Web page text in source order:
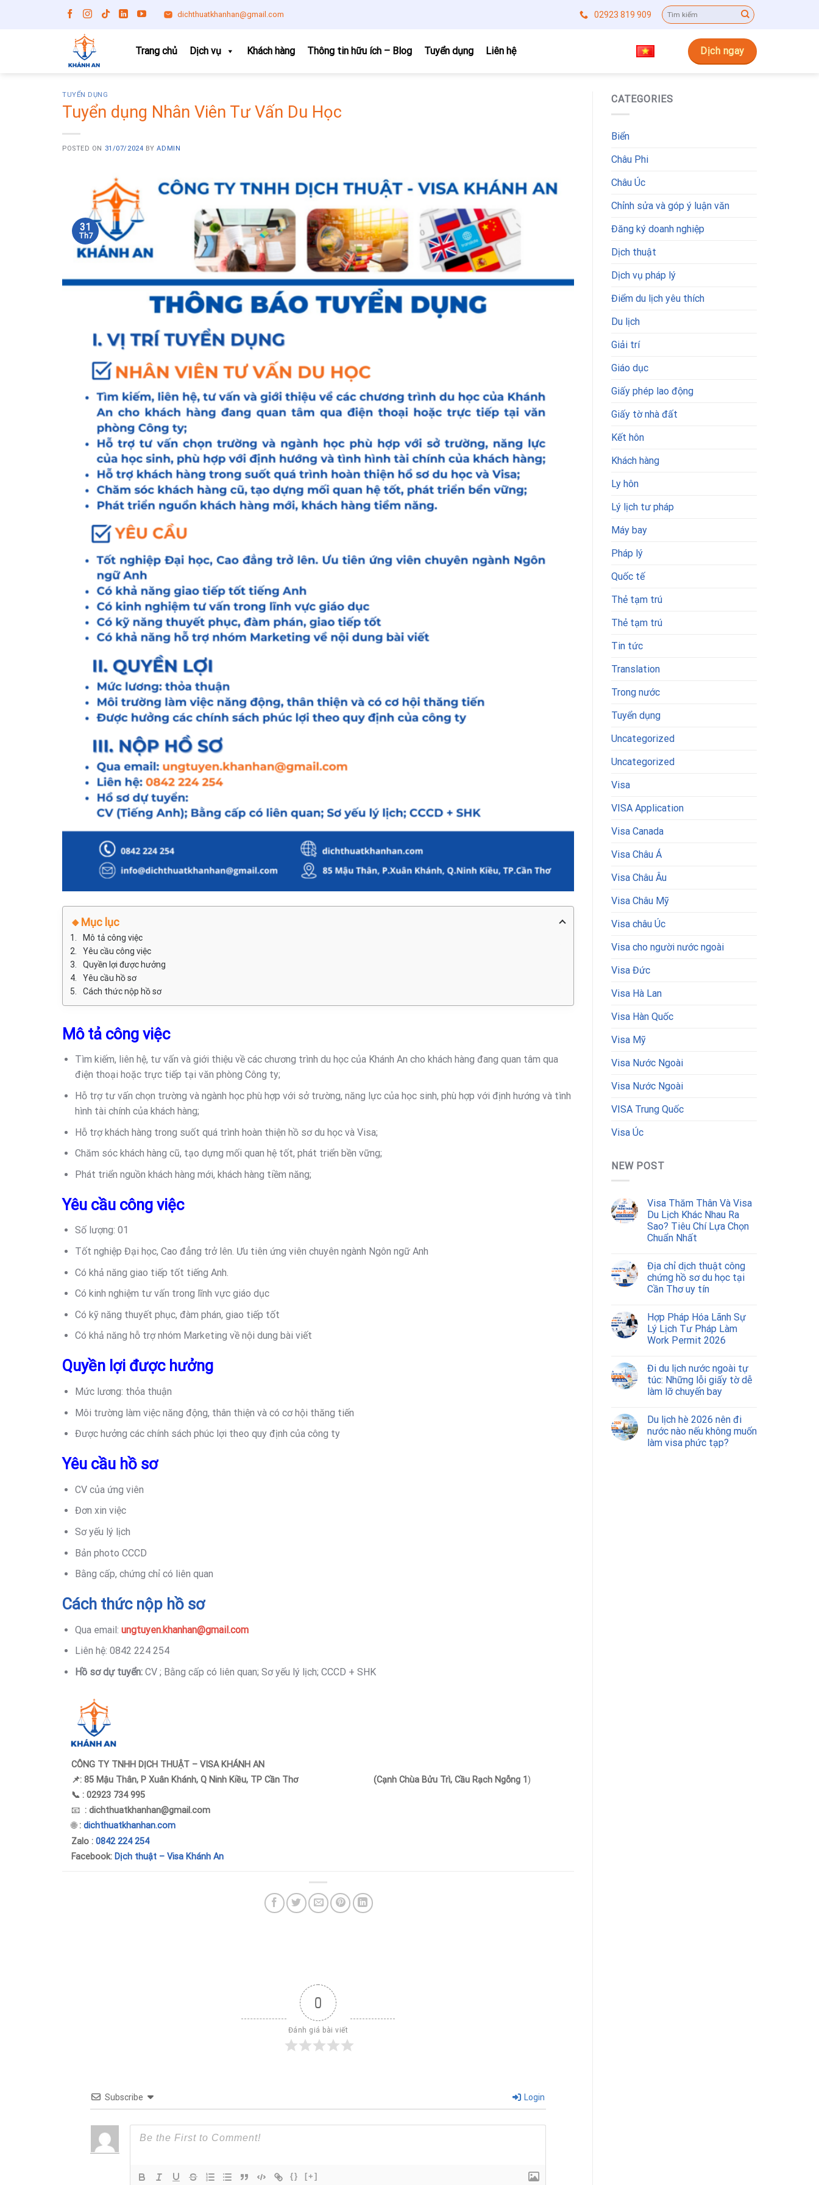
dichthuatkhanhan@gmail.com 02923 819 909
Trang chủ Dịch vụ Khách hàng Thông tin hữu ích – Blog Tuyển dụng Liên hệ Dịch ngay
TUYỂN DỤNG
Tuyển dụng Nhân Viên Tư Vấn Du Học
POSTED ON 31/07/2024 BYADMIN
31
Th7
🔸Mục lục
Mô tả công việc
Yêu cầu công việc
Quyền lợi được hưởng
Yêu cầu hồ sơ
Cách thức nộp hồ sơ
Mô tả công việc
Tìm kiếm, liên hệ, tư vấn và giới thiệu về các chương trình du học của Khánh An cho khách hàng đang quan tâm qua
điện thoại hoặc trực tiếp tại văn phòng Công ty;
Hỗ trợ tư vấn chọn trường và ngành học phù hợp với sở trường, năng lực của học sinh, phù hợp với định hướng và tình
hình tài chính của khách hàng;
Hỗ trợ khách hàng trong suốt quá trình hoàn thiện hồ sơ du học và Visa;
Chăm sóc khách hàng cũ, tạo dựng mối quan hệ tốt, phát triển bền vững;
Phát triển nguồn khách hàng mới, khách hàng tiềm năng;
Yêu cầu công việc
Số lượng: 01
Tốt nghiệp Đại học, Cao đẳng trở lên. Ưu tiên ứng viên chuyên ngành Ngôn ngữ Anh
Có khả năng giao tiếp tốt tiếng Anh.
Có kinh nghiệm tư vấn trong lĩnh vực giáo dục
Có kỹ năng thuyết phục, đàm phán, giao tiếp tốt
Có khả năng hỗ trợ nhóm Marketing về nội dung bài viết
Quyền lợi được hưởng
Mức lương: thỏa thuận
Môi trường làm việc năng động, thân thiện và có cơ hội thăng tiến
Được hưởng các chính sách phúc lợi theo quy định của công ty
Yêu cầu hồ sơ
CV của ứng viên
Đơn xin việc
Sơ yếu lý lịch
Bản photo CCCD
Bằng cấp, chứng chỉ có liên quan
Cách thức nộp hồ sơ
Qua email: ungtuyen.khanhan@gmail.com
Liên hệ: 0842 224 254
Hồ sơ dự tuyển: CV ; Bằng cấp có liên quan; Sơ yếu lý lịch; CCCD + SHK
CÔNG TY TNHH DỊCH THUẬT – VISA KHÁNH AN
📌:85 Mậu Thân, P Xuân Khánh, Q Ninh Kiều, TP Cần Thơ(Cạnh Chùa Bửu Trì, Cầu Rạch Ngỗng 1)
📞 :02923 734 995
📧 :dichthuatkhanhan@gmail.com
🌐 :dichthuatkhanhan.com
Zalo : 0842 224 254
Facebook: Dịch thuật – Visa Khánh An
0
Đánh giá bài viết
Subscribe Login
{} [+]
CATEGORIES
Biển
Châu Phi
Châu Úc
Chỉnh sửa và góp ý luận văn
Đăng ký doanh nghiệp
Dịch thuật
Dịch vụ pháp lý
Điểm du lịch yêu thích
Du lịch
Giải trí
Giáo dục
Giấy phép lao động
Giấy tờ nhà đất
Kết hôn
Khách hàng
Ly hôn
Lý lịch tư pháp
Máy bay
Pháp lý
Quốc tế
Thẻ tạm trú
Thẻ tạm trú
Tin tức
Translation
Trong nước
Tuyển dụng
Uncategorized
Uncategorized
Visa
VISA Application
Visa Canada
Visa Châu Á
Visa Châu Âu
Visa Châu Mỹ
Visa châu Úc
Visa cho người nước ngoài
Visa Đức
Visa Hà Lan
Visa Hàn Quốc
Visa Mỹ
Visa Nước Ngoài
Visa Nước Ngoài
VISA Trung Quốc
Visa Úc
NEW POST
Visa Thăm Thân Và Visa
Du Lịch Khác Nhau Ra
Sao? Tiêu Chí Lựa Chọn
Chuẩn Nhất
Địa chỉ dịch thuật công
chứng hồ sơ du học tại
Cần Thơ uy tín
Hợp Pháp Hóa Lãnh Sự
Lý Lịch Tư Pháp Làm
Work Permit 2026
Đi du lịch nước ngoài tự
túc: Những lỗi giấy tờ dễ
làm lỡ chuyến bay
Du lịch hè 2026 nên đi
nước nào nếu không muốn
làm visa phức tạp?